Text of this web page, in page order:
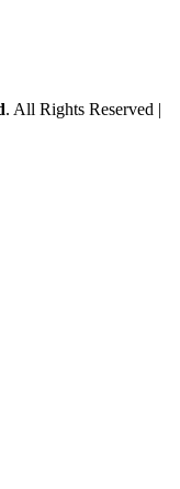
. All Rights Reserved |